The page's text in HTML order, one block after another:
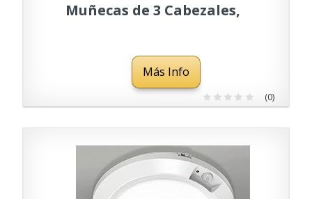
Muñecas de 3 Cabezales,
Miniatura de Vidrio y
Metal con Pilas para
Decoración a Escala 1:12,
Muñecas,
Más Info
(0)